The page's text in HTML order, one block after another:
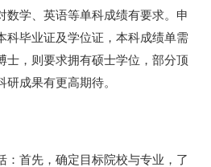
数学、英语等单科成绩有要求。申
科毕业证及学位证，本科成绩单需
士，则要求拥有硕士学位，部分顶
成果有更高期待。
：首先，确定目标院校与专业，了